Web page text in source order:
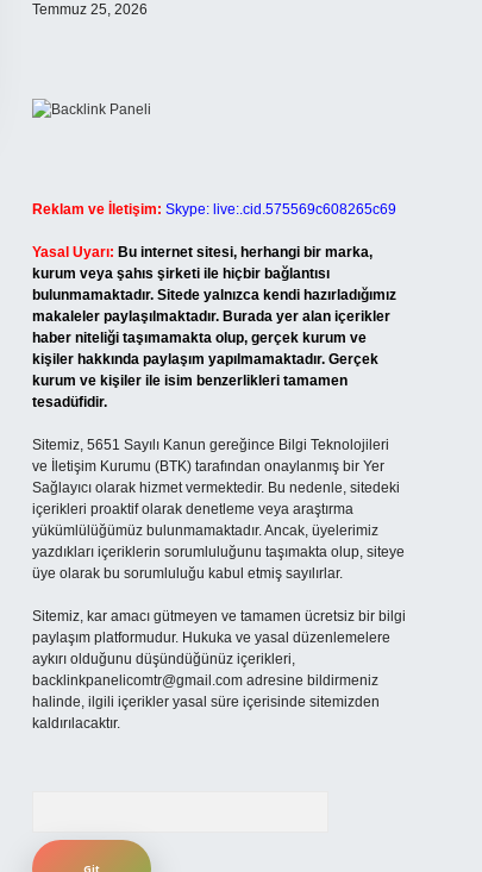
Temmuz 25, 2026
Reklam ve İletişim: Skype: live:.cid.575569c608265c69
Yasal Uyarı: Bu internet sitesi, herhangi bir marka,
kurum veya şahıs şirketi ile hiçbir bağlantısı
bulunmamaktadır. Sitede yalnızca kendi hazırladığımız
makaleler paylaşılmaktadır. Burada yer alan içerikler
haber niteliği taşımamakta olup, gerçek kurum ve
kişiler hakkında paylaşım yapılmamaktadır. Gerçek
kurum ve kişiler ile isim benzerlikleri tamamen
tesadüfidir.
Sitemiz, 5651 Sayılı Kanun gereğince Bilgi Teknolojileri
ve İletişim Kurumu (BTK) tarafından onaylanmış bir Yer
Sağlayıcı olarak hizmet vermektedir. Bu nedenle, sitedeki
içerikleri proaktif olarak denetleme veya araştırma
yükümlülüğümüz bulunmamaktadır. Ancak, üyelerimiz
yazdıkları içeriklerin sorumluluğunu taşımakta olup, siteye
üye olarak bu sorumluluğu kabul etmiş sayılırlar.
Sitemiz, kar amacı gütmeyen ve tamamen ücretsiz bir bilgi
paylaşım platformudur. Hukuka ve yasal düzenlemelere
aykırı olduğunu düşündüğünüz içerikleri,
backlinkpanelicomtr@gmail.comadresine bildirmeniz
halinde, ilgili içerikler yasal süre içerisinde sitemizden
kaldırılacaktır.